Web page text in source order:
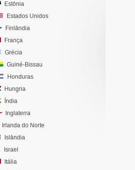
Estônia
Estados Unidos
Finlândia
França
Grécia
Guiné-Bissau
Honduras
Hungria
Índia
Inglaterra
Irlanda do Norte
Islândia
Israel
Itália